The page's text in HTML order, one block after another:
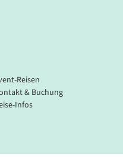
Reisen
& Buchung
Infos